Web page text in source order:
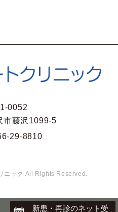
新患・再診のネット受
0052
市藤沢1099-5
29-8810
ニック All Rights Reserved.